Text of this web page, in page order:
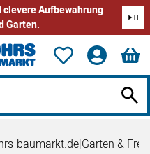
Aufbewahrung
Garten.
baumarkt.de|Garten &